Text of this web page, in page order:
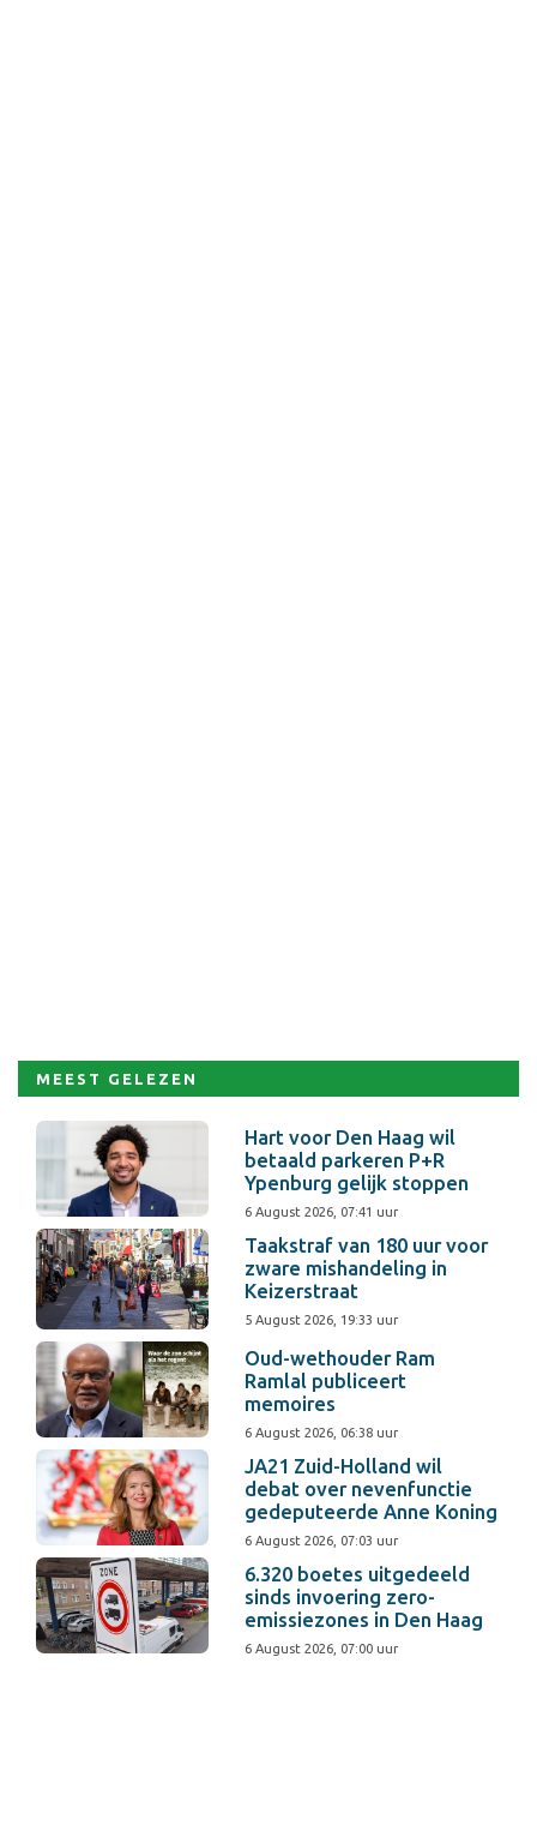
MEEST GELEZEN
Hart voor Den Haag wil
betaald parkeren P+R
Ypenburg gelijk stoppen
6 August 2026, 07:41 uur
Taakstraf van 180 uur voor
zware mishandeling in
Keizerstraat
5 August 2026, 19:33 uur
Oud-wethouder Ram
Ramlal publiceert
memoires
6 August 2026, 06:38 uur
JA21 Zuid-Holland wil
debat over nevenfunctie
gedeputeerde Anne Koning
6 August 2026, 07:03 uur
6.320 boetes uitgedeeld
sinds invoering zero-
emissiezones in Den Haag
6 August 2026, 07:00 uur